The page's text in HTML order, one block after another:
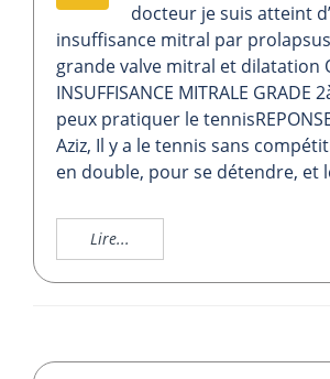
docteur je suis atteint
insuffisance mitral par
grande valve mitral et dilatation
INSUFFISANCE MITRALE GRADE
peux pratiquer le
Aziz, Il y a le tennis sans
en double, pour se détendre, et
Lire...